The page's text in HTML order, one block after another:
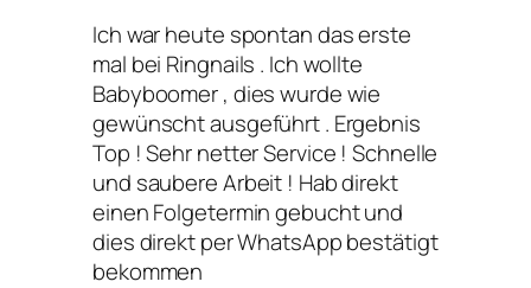
Ich war heute spontan das erste
mal bei Ringnails . Ich wollte
Babyboomer , dies wurde wie
gewünscht ausgeführt . Ergebnis
Top ! Sehr netter Service ! Schnelle
und saubere Arbeit ! Hab direkt
einen Folgetermin gebucht und
dies direkt per WhatsApp bestätigt
bekommen